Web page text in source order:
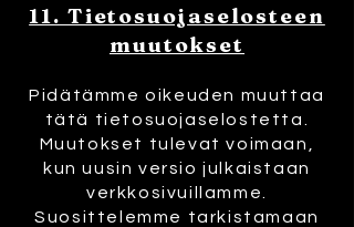
11. Tietosuojaselosteen
muutokset
Pidätämme oikeuden muuttaa
tätä tietosuojaselostetta.
Muutokset tulevat voimaan,
kun uusin versio julkaistaan
verkkosivuillamme.
Suosittelemme tarkistamaan